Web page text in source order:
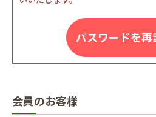
パスワードを再
会員のお客様